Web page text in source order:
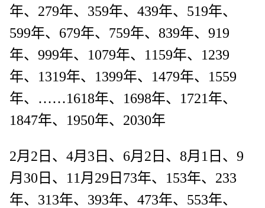
年、279年、359年、439年、519年、
599年、679年、759年、839年、919
年、999年、1079年、1159年、1239
年、1319年、1399年、1479年、1559
年、……1618年、1698年、1721年、
1847年、1950年、2030年
2月2日、4月3日、6月2日、8月1日、9
月30日、11月29日73年、153年、233
年、313年、393年、473年、553年、